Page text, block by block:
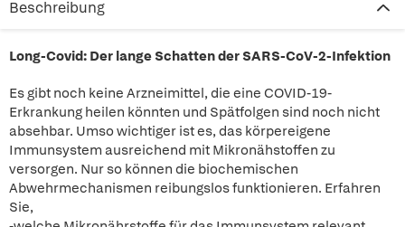
Beschreibung
Long-Covid: Der lange Schatten der SARS-CoV-2-Infektion
Es gibt noch keine Arzneimittel, die eine COVID-19-
Erkrankung heilen könnten und Spätfolgen sind noch nicht
absehbar. Umso wichtiger ist es, das körpereigene
Immunsystem ausreichend mit Mikronähstoffen zu
versorgen. Nur so können die biochemischen
Abwehrmechanismen reibungslos funktionieren. Erfahren
Sie,